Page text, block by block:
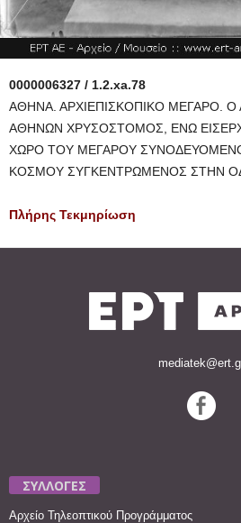
0000006327 / 1.2.xa.78
ΑΘΗΝΑ. ΑΡΧΙΕΠΙΣΚΟΠΙΚΟ ΜΕΓΑΡΟ. Ο
ΑΘΗΝΩΝ ΧΡΥΣΟΣΤΟΜΟΣ, ΕΝΩ
ΧΩΡΟ ΤΟΥ ΜΕΓΑΡΟΥ
ΚΟΣΜΟΥ ΣΥΓΚΕΝΤΡΩΜΕΝΟΣ ΣΤΗΝ
Πλήρης Τεκμηρίωση
ΣΥΛΛΟΓΕΣ
Αρχείο Τηλεοπτικού Προγράμματος